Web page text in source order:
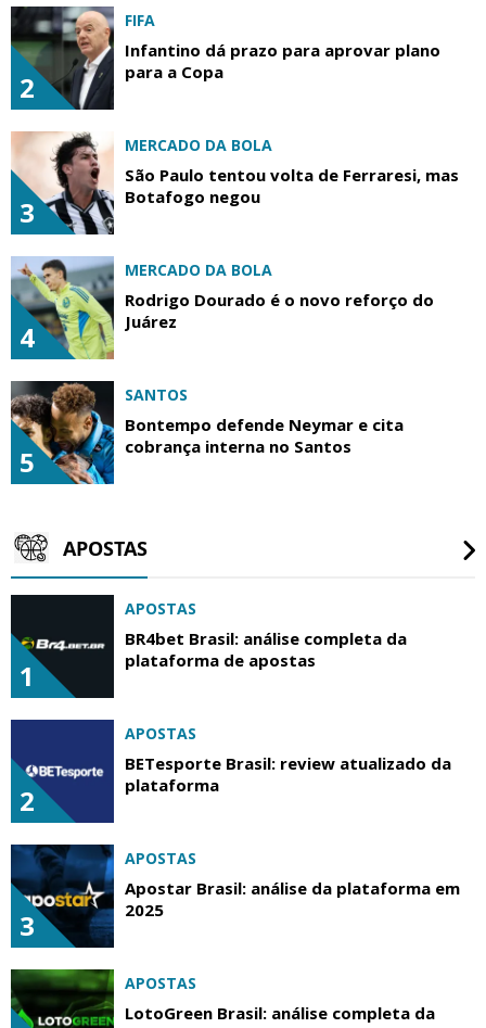
2
FIFA
Infantino dá prazo para aprovar plano
para a Copa
3
MERCADO DA BOLA
São Paulo tentou volta de Ferraresi, mas
Botafogo negou
4
MERCADO DA BOLA
Rodrigo Dourado é o novo reforço do
Juárez
5
SANTOS
Bontempo defende Neymar e cita
cobrança interna no Santos
APOSTAS
1
APOSTAS
BR4bet Brasil: análise completa da
plataforma de apostas
2
APOSTAS
BETesporte Brasil: review atualizado da
plataforma
3
APOSTAS
Apostar Brasil: análise da plataforma em
2025
APOSTAS
LotoGreen Brasil: análise completa da